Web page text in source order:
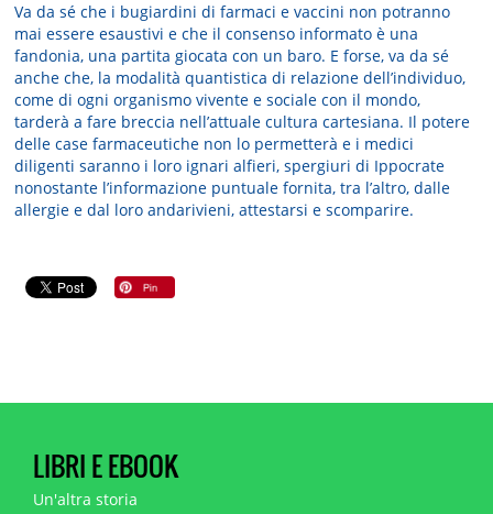
Va da sé che i bugiardini di farmaci e vaccini non potranno
mai essere esaustivi e che il consenso informato è una
fandonia, una partita giocata con un baro. E forse, va da sé
anche che, la modalità quantistica di relazione dell’individuo,
come di ogni organismo vivente e sociale con il mondo,
tarderà a fare breccia nell’attuale cultura cartesiana. Il potere
delle case farmaceutiche non lo permetterà e i medici
diligenti saranno i loro ignari alfieri, spergiuri di Ippocrate
nonostante l’informazione puntuale fornita, tra l’altro, dalle
allergie e dal loro andarivieni, attestarsi e scomparire.
LIBRI E EBOOK
Un'altra storia